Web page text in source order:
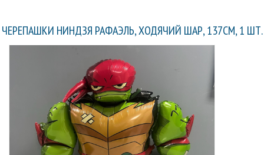
ЧЕРЕПАШКИ НИНДЗЯ РАФАЭЛЬ, ХОДЯЧИЙ ШАР, 137СМ, 1 ШТ.